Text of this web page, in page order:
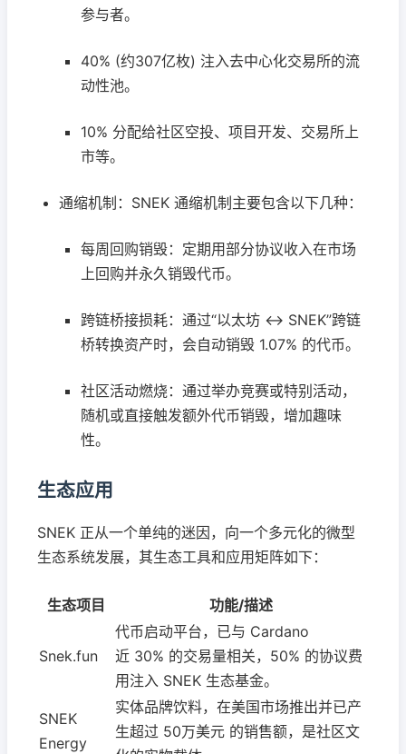
参与者。
40% (约307亿枚) 注入去中心化交易所的流
动性池。
10% 分配给社区空投、项目开发、交易所上
市等。
通缩机制：SNEK 通缩机制主要包含以下几种：
每周回购销毁：定期用部分协议收入在市场
上回购并永久销毁代币。
跨链桥接损耗：通过“以太坊 ↔ SNEK”跨链
桥转换资产时，会自动销毁 1.07% 的代币。
社区活动燃烧：通过举办竞赛或特别活动，
随机或直接触发额外代币销毁，增加趣味
性。
生态应用
SNEK 正从一个单纯的迷因，向一个多元化的微型
生态系统发展，其生态工具和应用矩阵如下：
生态项目 功能/描述
Snek.fun
代币启动平台，已与 Cardano
近 30% 的交易量相关，50% 的协议费
用注入 SNEK 生态基金。
SNEK
Energy
实体品牌饮料，在美国市场推出并已产
生超过 50万美元 的销售额，是社区文